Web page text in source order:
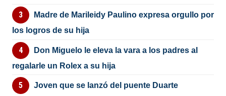
Madre de Marileidy Paulino expresa orgullo por
los logros de su hija
Don Miguelo le eleva la vara a los padres al
regalarle un Rolex a su hija
Joven que se lanzó del puente Duarte